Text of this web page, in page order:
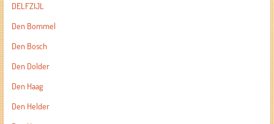
DELFZIJL
Den Bommel
Den Bosch
Den Dolder
Den Haag
Den Helder